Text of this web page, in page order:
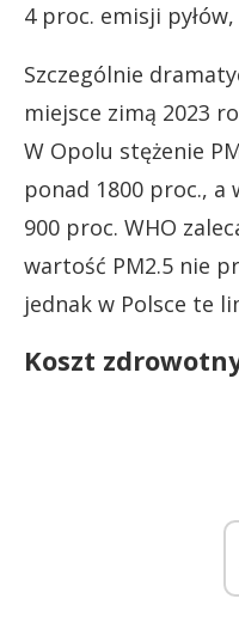
4 proc. emisji
Szczególnie
miejsce zimą 2023
W Opolu stężenie
ponad 1800 proc., a
900 proc. WHO
wartość PM2.5 nie
jednak w Polsce te
Koszt